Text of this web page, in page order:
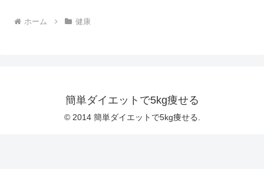
ホーム 健康
簡単ダイエットで5kg痩せる
© 2014 簡単ダイエットで5kg痩せる.